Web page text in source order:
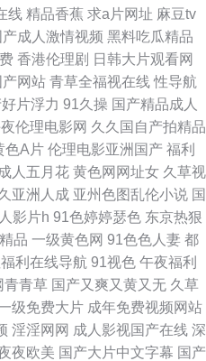
站 日韩无码兔费 中文国产日本韩国
日韩蜜桃专区 影音先锋avav最新 手
av日韩福利精品导航 伊人五月天成
频成人 韩国欧美 久久少妇人妻夜夜
91碰在线免费视频 在线精品 91一起c
花打开 91麻豆传媒三区 大香蕉伊人
性生活视频 国产精品超碰久久 欧美
一级毛免费 久操网国产精品 av夜先锋
线 精品香蕉 求a片网址 麻豆tv
产成人激情视频 黑料吃瓜精品
香港伦理剧 日韩大片观看网
产网站 青草全福视在线 性导航
片浮力 91久操 国产精品成人
伦理电影网 久久国自产拍精品
色A片 伦理电影亚洲国产 福利
人五月花 黄色网网址女 久草视
亚洲人成 亚州色图乱伦小说 国
影片h 91色婷婷瑟色 东京热狠
品 一级黄色网 91色色人妻 都
利在线导航 91视色 午夜福利
青青草 国产又爽又黄又无 久草
级免费大片 成年免费视频网站
淫淫网网 成人影视国产在线 深
夜欧美 国产大片中文字幕 国产